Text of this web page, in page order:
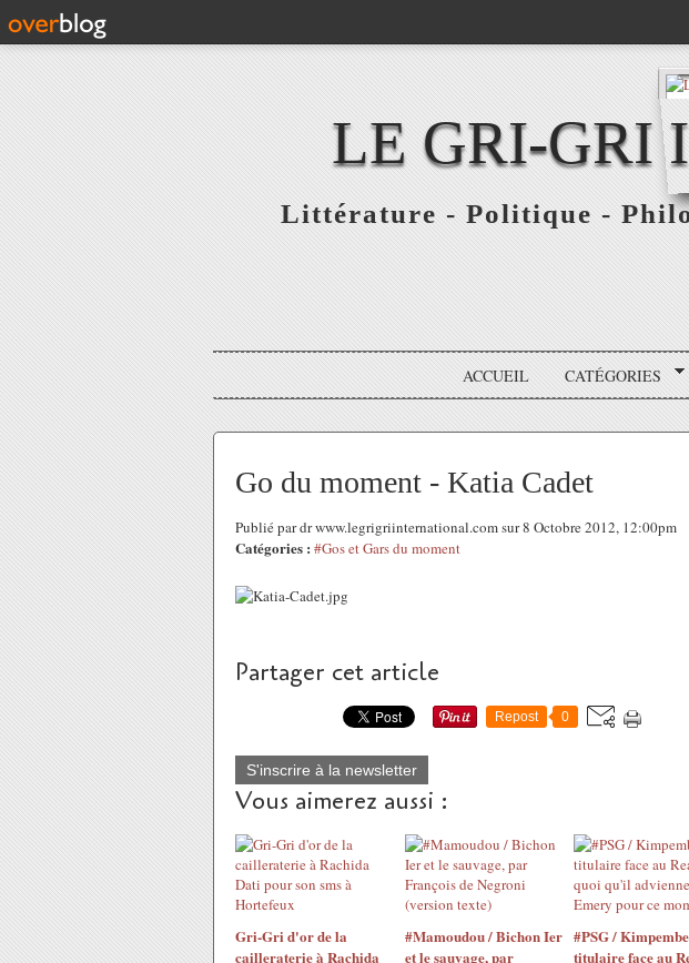
LE GRI-GRI
Littérature - Politique -
ACCUEIL CATÉGORIES
Go du moment - Katia Cadet
Publié par dr www.legrigriinternational.com sur 8 Octobre 2012, 12:00pm
Catégories : #Gos et Gars du moment
Partager cet article
Repost 0
S'inscrire à la newsletter
Vous aimerez aussi :
Gri-Gri d'or de la
cailleraterie à Rachida
#Mamoudou / Bichon Ier
et le sauvage, par
#PSG / Kimpembe
titulaire face au